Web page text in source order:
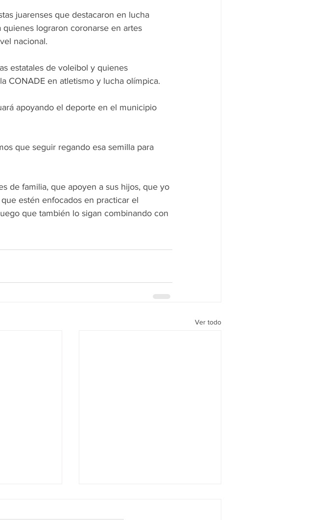
juarenses que destacaron en lucha
lograron coronarse en artes
nacional.
estatales de voleibol y quienes
CONADE en atletismo y lucha olímpica.
apoyando el deporte en el municipio
que seguir regando esa semilla para
de familia, que apoyen a sus hijos, que yo
estén enfocados en practicar el
que también lo sigan combinando con
Ver todo